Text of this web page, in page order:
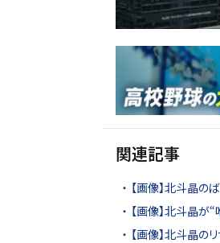
関連記事
【画像】北斗晶の
【画像】北斗晶が
【画像】北斗晶